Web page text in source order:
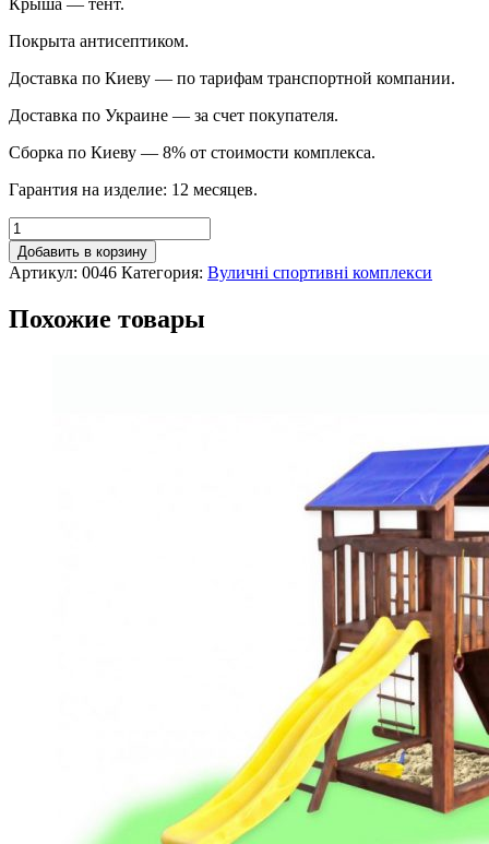
Покрыта антисептиком.
Доставка по Киеву — по тарифам транспортной компании.
Доставка по Украине — за счет покупателя.
Сборка по Киеву — 8% от стоимости комплекса.
Гарантия на изделие: 12 месяцев.
Добавить в корзину
Артикул: 0046 Категория: Вуличні спортивні комплекси
Похожие товары